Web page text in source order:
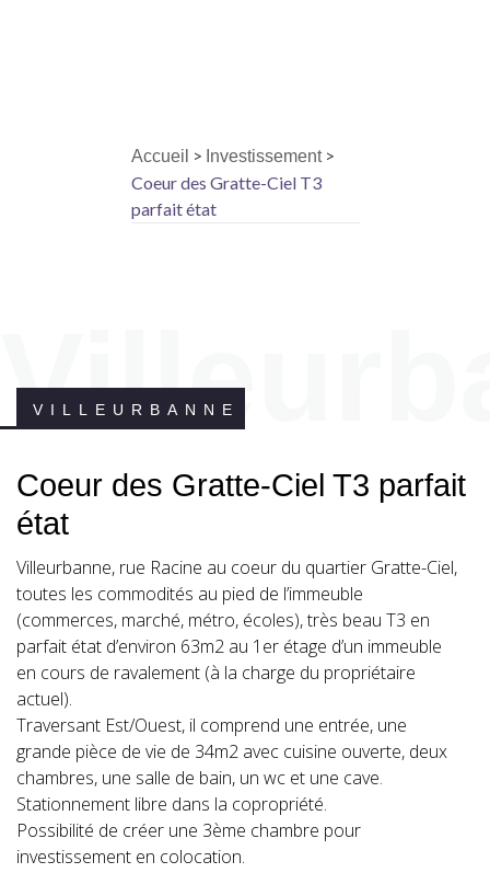
Accueil > Investissement>
Coeur des Gratte-Ciel T3
parfait état
VILLEURBANNE
Coeur des Gratte-Ciel T3 parfait
état
Villeurbanne, rue Racine au coeur du quartier Gratte-Ciel,
toutes les commodités au pied de l’immeuble
(commerces, marché, métro, écoles), très beau T3 en
parfait état d’environ 63m2 au 1er étage d’un immeuble
en cours de ravalement (à la charge du propriétaire
actuel).
Traversant Est/Ouest, il comprend une entrée, une
grande pièce de vie de 34m2 avec cuisine ouverte, deux
chambres, une salle de bain, un wc et une cave.
Stationnement libre dans la copropriété.
Possibilité de créer une 3ème chambre pour
investissement en colocation.